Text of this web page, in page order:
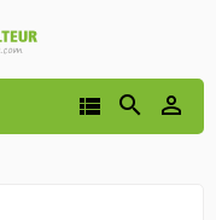


